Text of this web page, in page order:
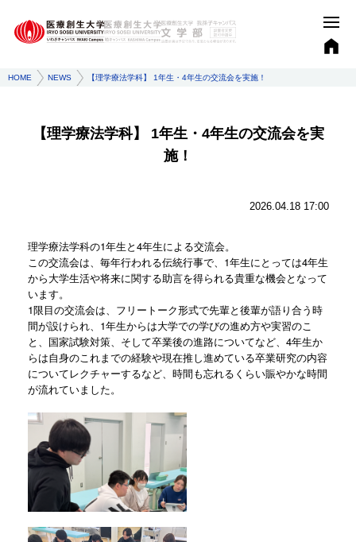
HOME NEWS 【理学療法学科】 1年生・4年生の交流会を実施！
【理学療法学科】 1年生・4年生の交流会を実
施！
2026.04.18 17:00
理学療法学科の1年生と4年生による交流会。
この交流会は、毎年行われる伝統行事で、1年生にとっては4年生
から大学生活や将来に関する助言を得られる貴重な機会となって
います。
1限目の交流会は、フリートーク形式で先輩と後輩が語り合う時
間が設けられ、1年生からは大学での学びの進め方や実習のこ
と、国家試験対策、そして卒業後の進路についてなど、4年生か
らは自身のこれまでの経験や現在推し進めている卒業研究の内容
についてレクチャーするなど、時間も忘れるくらい賑やかな時間
が流れていました。